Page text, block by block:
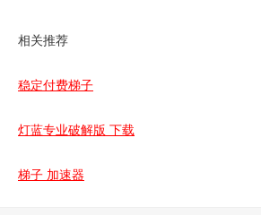
相关推荐
稳定付费梯子
灯蓝专业破解版 下载
梯子 加速器